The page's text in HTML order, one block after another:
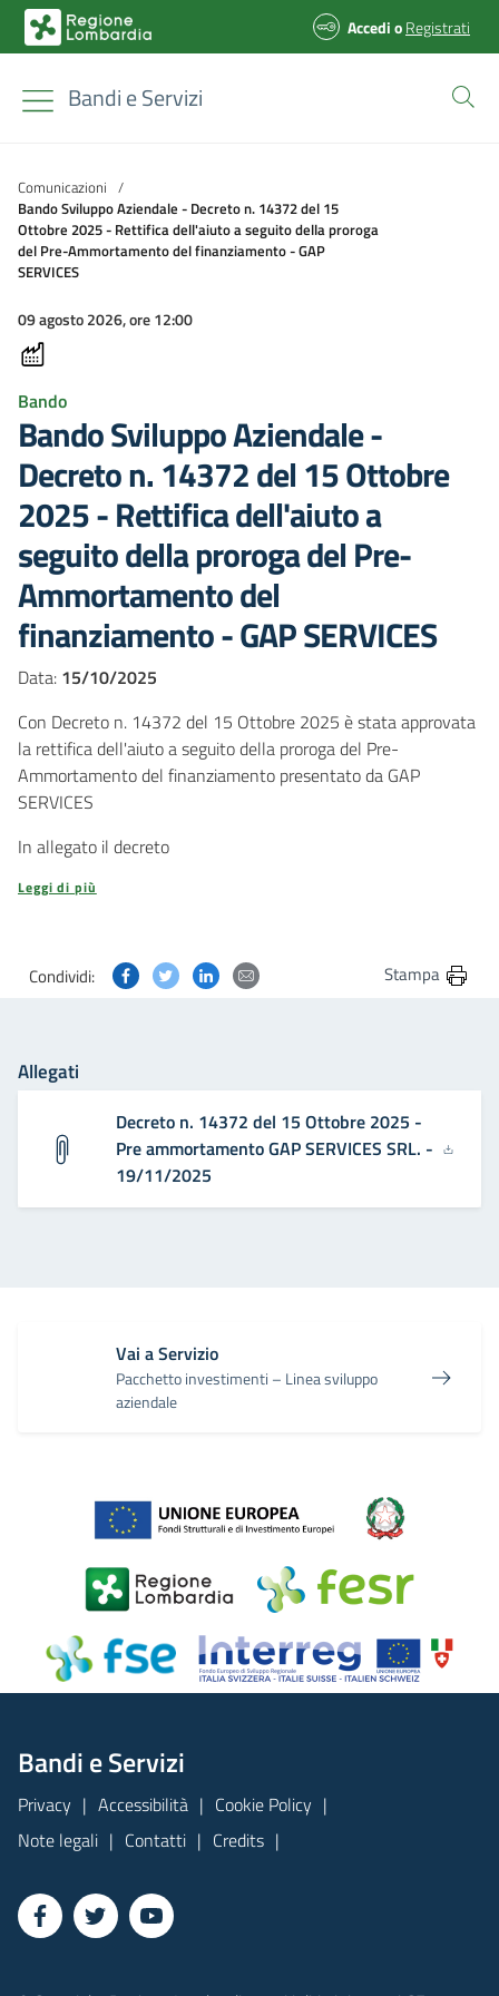
AccedioRegistrati
Bandi e Servizi
Comunicazioni /
Bando Sviluppo Aziendale - Decreto n. 14372 del 15
Ottobre 2025 - Rettifica dell'aiuto a seguito della proroga
del Pre-Ammortamento del finanziamento - GAP
SERVICES
09 agosto 2026, ore 12:00
Bando
Bando Sviluppo Aziendale -
Decreto n. 14372 del 15 Ottobre
2025 - Rettifica dell'aiuto a
seguito della proroga del Pre-
Ammortamento del
finanziamento - GAP SERVICES
Data: 15/10/2025
Con Decreto n. 14372 del 15 Ottobre 2025 è stata approvata
la rettifica dell'aiuto a seguito della proroga del Pre-
Ammortamento del finanziamento presentato da GAP
SERVICES
In allegato il decreto
Leggi di più
Condividi: Condividi questa pagina su Facebook
Condividi questa pagina su Twitter
Condividi questa pagina su Linkedin
Condividi questa pagina via
Stampa
Allegati
Decreto n. 14372 del 15 Ottobre 2025 -
Pre ammortamento GAP SERVICES SRL. -
19/11/2025
Vai a Servizio
Pacchetto investimenti – Linea sviluppo
aziendale
Bandi e Servizi
Privacy Accessibilità
Cookie Policy
Note legali
Contatti Credits